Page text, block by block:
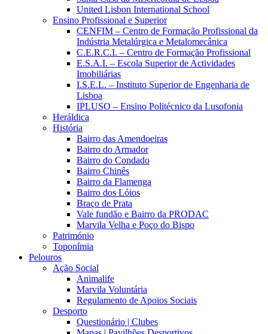
United Lisbon International School
Ensino Profissional e Superior
CENFIM – Centro de Formação Profissional da
Indústria Metalúrgica e Metalomecânica
C.E.R.C.I. – Centro de Formação Profissional
E.S.A.I. – Escola Superior de Actividades
Imobiliárias
I.S.E.L. – Instituto Superior de Engenharia de
Lisboa
IPLUSO – Ensino Politécnico da Lusofonia
Heráldica
História
Bairro das Amendoeiras
Bairro do Armador
Bairro do Condado
Bairro Chinês
Bairro da Flamenga
Bairro dos Lóios
Braço de Prata
Vale fundão e Bairro da PRODAC
Marvila Velha e Poço do Bispo
Património
Toponímia
Pelouros
Ação Social
Animalife
Marvila Voluntária
Regulamento de Apoios Sociais
Desporto
Questionário | Clubes